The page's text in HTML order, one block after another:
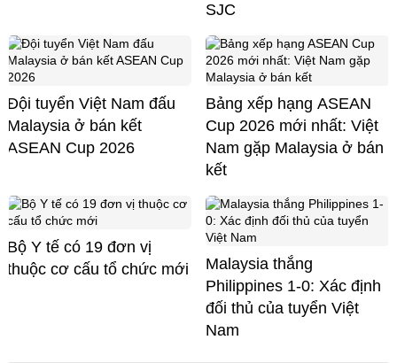
SJC
Đội tuyển Việt Nam đấu
Malaysia ở bán kết
ASEAN Cup 2026
Bảng xếp hạng ASEAN
Cup 2026 mới nhất: Việt
Nam gặp Malaysia ở bán
kết
Bộ Y tế có 19 đơn vị
thuộc cơ cấu tổ chức mới
Malaysia thắng
Philippines 1-0: Xác định
đối thủ của tuyển Việt
Nam